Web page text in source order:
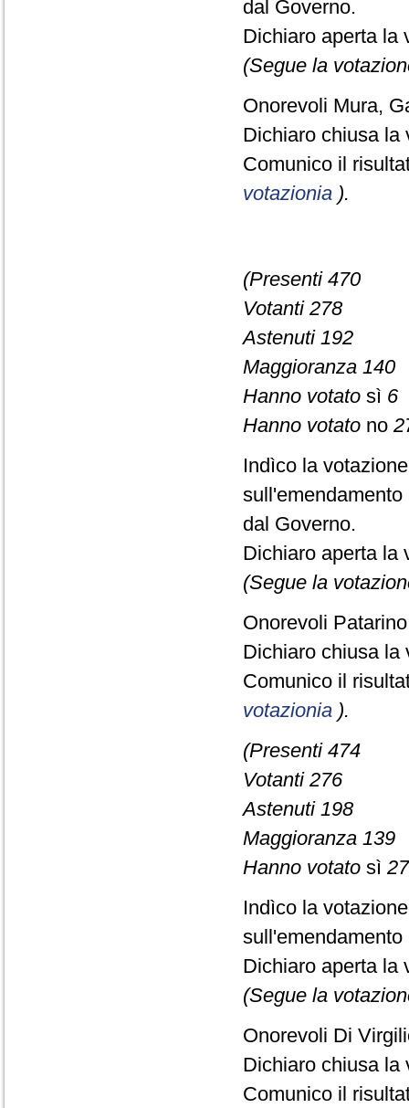
dal Governo.
Dichiaro aperta la
(Segue la
Onorevoli Mura,
Dichiaro chiusa la
Comunico il
votazionia ).
(Presenti 470
Votanti 278
Astenuti 192
Maggioranza 140
Hanno votato sì 6
Hanno votato no
Indìco la
dal Governo.
Dichiaro aperta la
(Segue la
Onorevoli
Dichiaro chiusa la
Comunico il
votazionia ).
(Presenti 474
Votanti 276
Astenuti 198
Maggioranza 139
Hanno votato sì
Indìco la
Dichiaro aperta la
(Segue la
Onorevoli Di
Dichiaro chiusa la
Comunico il